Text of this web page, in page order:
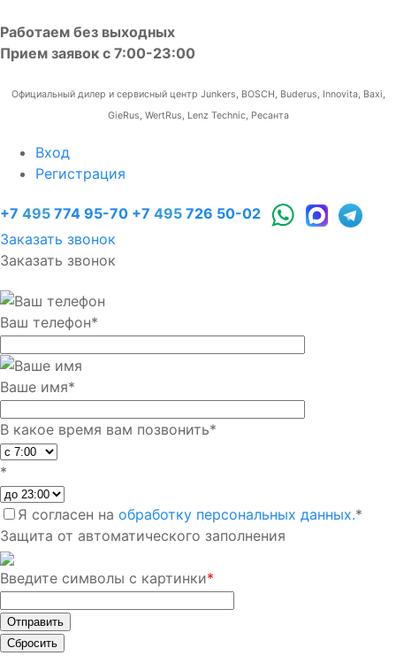
Работаем без выходных
Прием заявок с 7:00-23:00
Официальный дилер и сервисный центр Junkers, BOSCH, Buderus, Innovita, Baxi,
GieRus, WertRus, Lenz Technic, Ресанта
Вход
Регистрация
+7 495 774 95-70 +7 495 726 50-02
Заказать звонок
Заказать звонок
Ваш телефон*
Ваше имя*
В какое время вам позвонить*
*
Я согласен на обработку персональных данных.*
Защита от автоматического заполнения
Введите символы с картинки*